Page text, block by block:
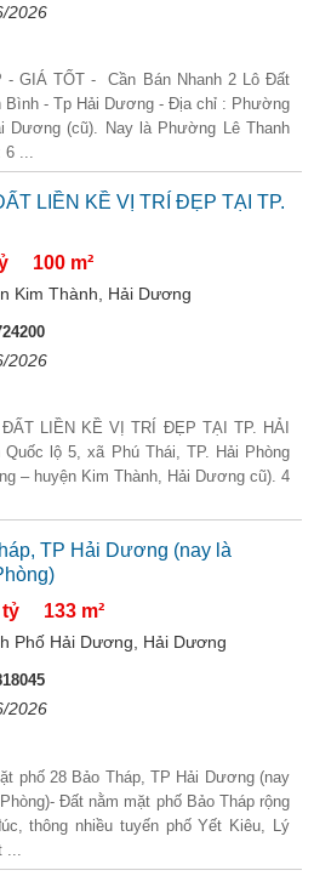
2026
GIÁ TỐT - Cần Bán Nhanh 2 Lô Đất
Bình - Tp Hải Dương - Địa chỉ : Phường
Dương (cũ). Nay là Phường Lê Thanh
...
LIỀN KỀ VỊ TRÍ ĐẸP TẠI TP.
100 m²
Kim Thành, Hải Dương
2026
LIỀN KỀ VỊ TRÍ ĐẸP TẠI TP. HẢI
lộ 5, xã Phú Thái, TP. Hải Phòng
– huyện Kim Thành, Hải Dương cũ). 4
TP Hải Dương (nay là
tỷ
133 m²
Phố Hải Dương, Hải Dương
2026
phố 28 Bảo Tháp, TP Hải Dương (nay
Đất nằm mặt phố Bảo Tháp rộng
thông nhiều tuyến phố Yết Kiêu, Lý